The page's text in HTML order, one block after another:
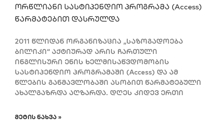
ორწლიანი სასტიპენდიო პროგრამა (Access)
წარმატებით დასრულდა
2011 წლიდან ორგანიზაცია „საზოგადოება
ბილიკი“ აქტიურად არის ჩართული
ინგლისური ენის ხელმისაწვდომობის
სასტიპენდიო პროგრამაში (Access) და ამ
წლების განმავლობაში ასობით წარმატებული
ახალგაზრდა აღზარდა. დღეს კიდევ ერთი
ᲛᲔᲢᲘᲡ ᲜᲐᲮᲕᲐ »